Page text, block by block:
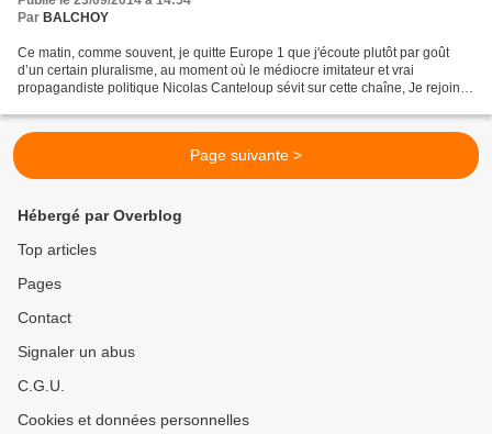
Par BALCHOY
Ce matin, comme souvent, je quitte Europe 1 que j'écoute plutôt par goût
d’un certain pluralisme, au moment où le médiocre imitateur et vrai
propagandiste politique Nicolas Canteloup sévit sur cette chaîne, Je rejoins
Page suivante >
Hébergé par Overblog
Top articles
Pages
Contact
Signaler un abus
C.G.U.
Cookies et données personnelles